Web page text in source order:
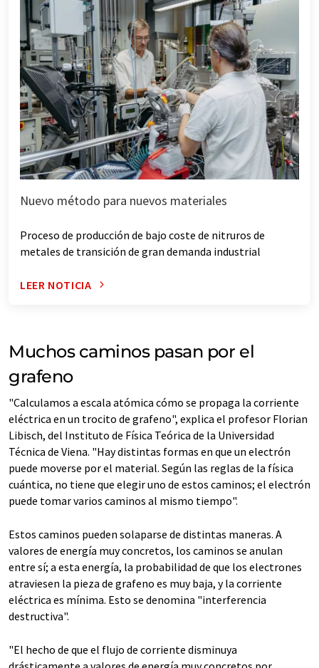
Nuevo método para nuevos materiales
Proceso de producción de bajo coste de nitruros de
metales de transición de gran demanda industrial
LEER NOTICIA
Muchos caminos pasan por el
grafeno
"Calculamos a escala atómica cómo se propaga la corriente
eléctrica en un trocito de grafeno", explica el profesor Florian
Libisch, del Instituto de Física Teórica de la Universidad
Técnica de Viena. "Hay distintas formas en que un electrón
puede moverse por el material. Según las reglas de la física
cuántica, no tiene que elegir uno de estos caminos; el electrón
puede tomar varios caminos al mismo tiempo".
Estos caminos pueden solaparse de distintas maneras. A
valores de energía muy concretos, los caminos se anulan
entre sí; a esta energía, la probabilidad de que los electrones
atraviesen la pieza de grafeno es muy baja, y la corriente
eléctrica es mínima. Esto se denomina "interferencia
destructiva".
"El hecho de que el flujo de corriente disminuya